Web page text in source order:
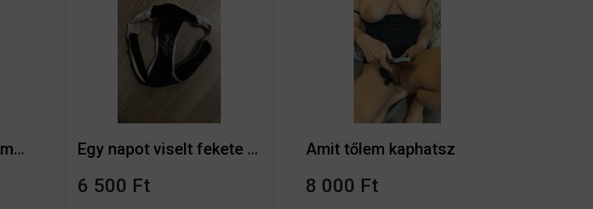
Ovulációs nedves pamut tanga bugyi edzéshez viselt Egy napot viselt fekete ovulációs pamut bugyi
6 500 Ft
Amit tőlem kaphatsz
8 000 Ft